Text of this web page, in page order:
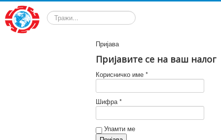
Пријава
Пријавите се на ваш налог
Корисничко име *
Шифра *
Упамти ме